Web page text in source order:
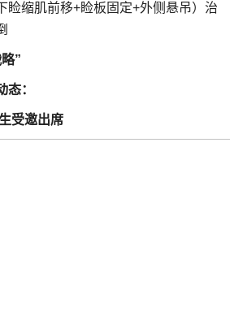
睑缩肌前移+睑板固定+外侧悬吊）治
”
：
受邀出席